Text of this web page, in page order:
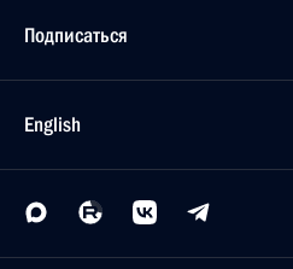
Подписаться
English